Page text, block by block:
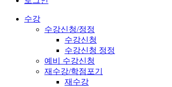
수강
수강신청/정정
수강신청
수강신청 정정
예비 수강신청
재수강/학점포기
재수강